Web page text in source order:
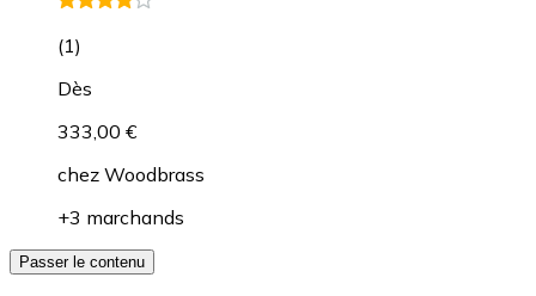
(1)
Dès
333,00 €
chez Woodbrass
+3 marchands
Passer le contenu